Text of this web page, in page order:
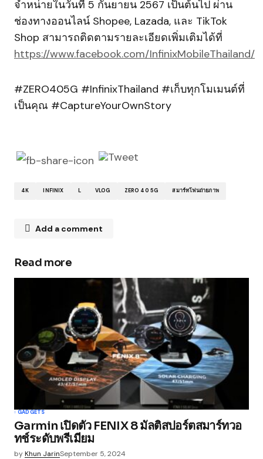
จำหน่ายในวันที่ 5 กันยายน 2567 เป็นต้นไป ผ่าน
ช่องทางออนไลน์ Shopee, Lazada, และ TikTok
Shop สามารถติดตามรายละเอียดเพิ่มเติมได้ที่
https://www.facebook.com/InfinixMobileThailand/
#ZERO405G #InfinixThailand #เก็บทุกโมเมนต์ที่
เป็นคุณ #CaptureYourOwnStory
4K INFINIX L VLOG ZERO 40 5G สมาร์ทโฟนถ่ายภาพ
Add a comment
Your email address will not be published.
Required fields are marked
Comment*
Your Name*
Your E-mail*
Read more
GADGETS
Garmin เปิดตัว FENIX 8 มัลติสปอร์ตสมาร์ทวอ
ทช์ระดับพรีเมียม
byKhun JarinSeptember 5, 2024